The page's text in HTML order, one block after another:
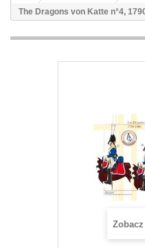
The Dragons von Katte n°4,